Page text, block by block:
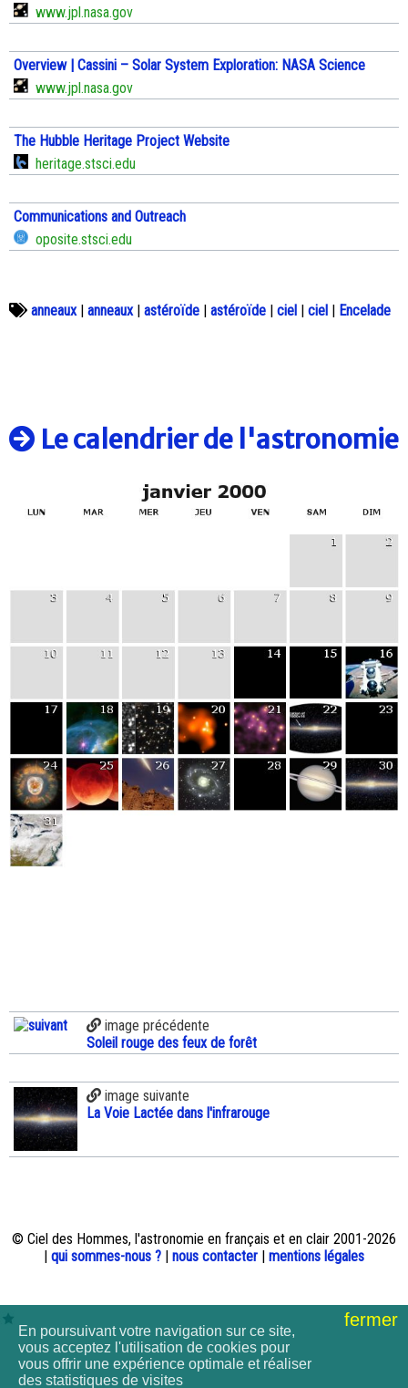
www.jpl.nasa.gov
Overview | Cassini – Solar System Exploration: NASA Science
www.jpl.nasa.gov
The Hubble Heritage Project Website
heritage.stsci.edu
Communications and Outreach
oposite.stsci.edu
anneaux anneaux astéroïde astéroïde ciel ciel Encelade
Le calendrier de l'astronomie
image précédente
Soleil rouge des feux de forêt
image suivante
La Voie Lactée dans l'infrarouge
© Ciel des Hommes, l'astronomie en français et en clair 2001-2026
| qui sommes-nous ? | nous contacter | mentions légales
fermer
En poursuivant votre navigation sur ce site,
vous acceptez l'utilisation de cookies pour
vous offrir une expérience optimale et réaliser
des statistiques de visites